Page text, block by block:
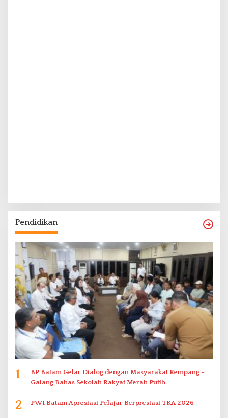
Pendidikan
1
BP Batam Gelar Dialog dengan Masyarakat Rempang –
Galang Bahas Sekolah Rakyat Merah Putih
2 PWI Batam Apresiasi Pelajar Berprestasi TKA 2026